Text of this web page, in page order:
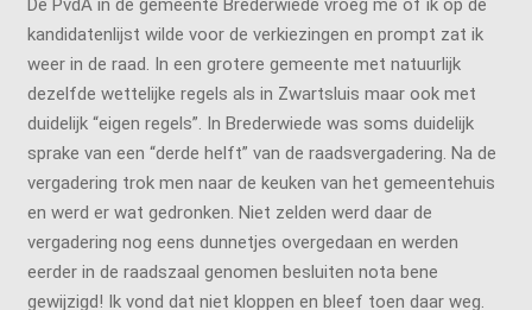
kandidatenlijst wilde voor de verkiezingen en prompt zat ik
weer in de raad. In een grotere gemeente met natuurlijk
dezelfde wettelijke regels als in Zwartsluis maar ook met
duidelijk “eigen regels”. In Brederwiede was soms duidelijk
sprake van een “derde helft” van de raadsvergadering. Na de
vergadering trok men naar de keuken van het gemeentehuis
en werd er wat gedronken. Niet zelden werd daar de
vergadering nog eens dunnetjes overgedaan en werden
eerder in de raadszaal genomen besluiten nota bene
gewijzigd! Ik vond dat niet kloppen en bleef toen daar weg.